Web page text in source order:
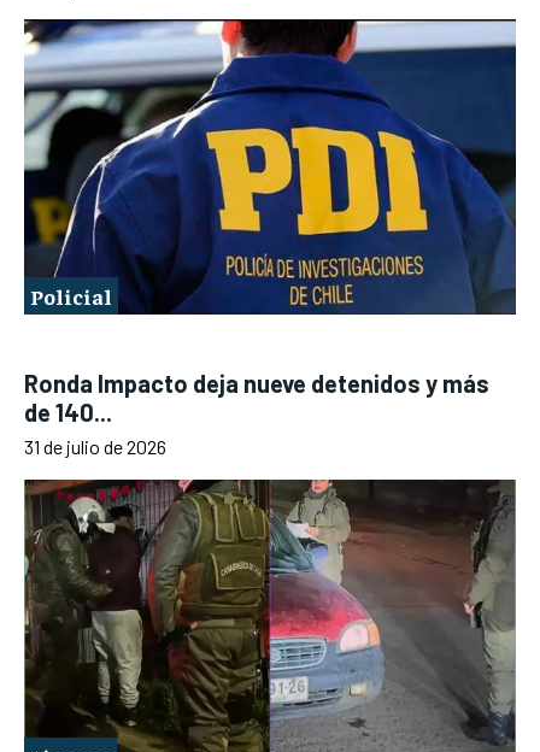
Policial
Ronda Impacto deja nueve detenidos y más
de 140...
31 de julio de 2026